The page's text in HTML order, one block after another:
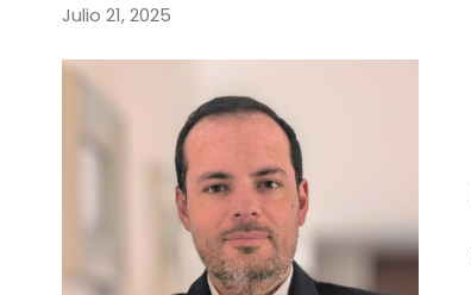
Julio 21, 2025